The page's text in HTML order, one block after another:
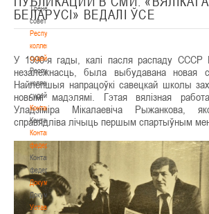
Тренерский
совет
Республиканская
коллегия
судей
Республиканская
коллегия
судей
Контакты
Контакты
Контакты
федерации
Контакты
федерации
Документы
Документы
Устав
БЕЛАРУСІ» ВЕДАЛІ ЎСЕ
У 1990-я гады, калі пасля распаду СССР
незалежнасць, была выбудавана новая
Найлепшыя напрацоўкі савецкай школы
новымі мадэлямі. Гэтая вялізная
Уладзіміра Мікалаевіча Рыжанкова,
справядліва лічыць першым спартыўным